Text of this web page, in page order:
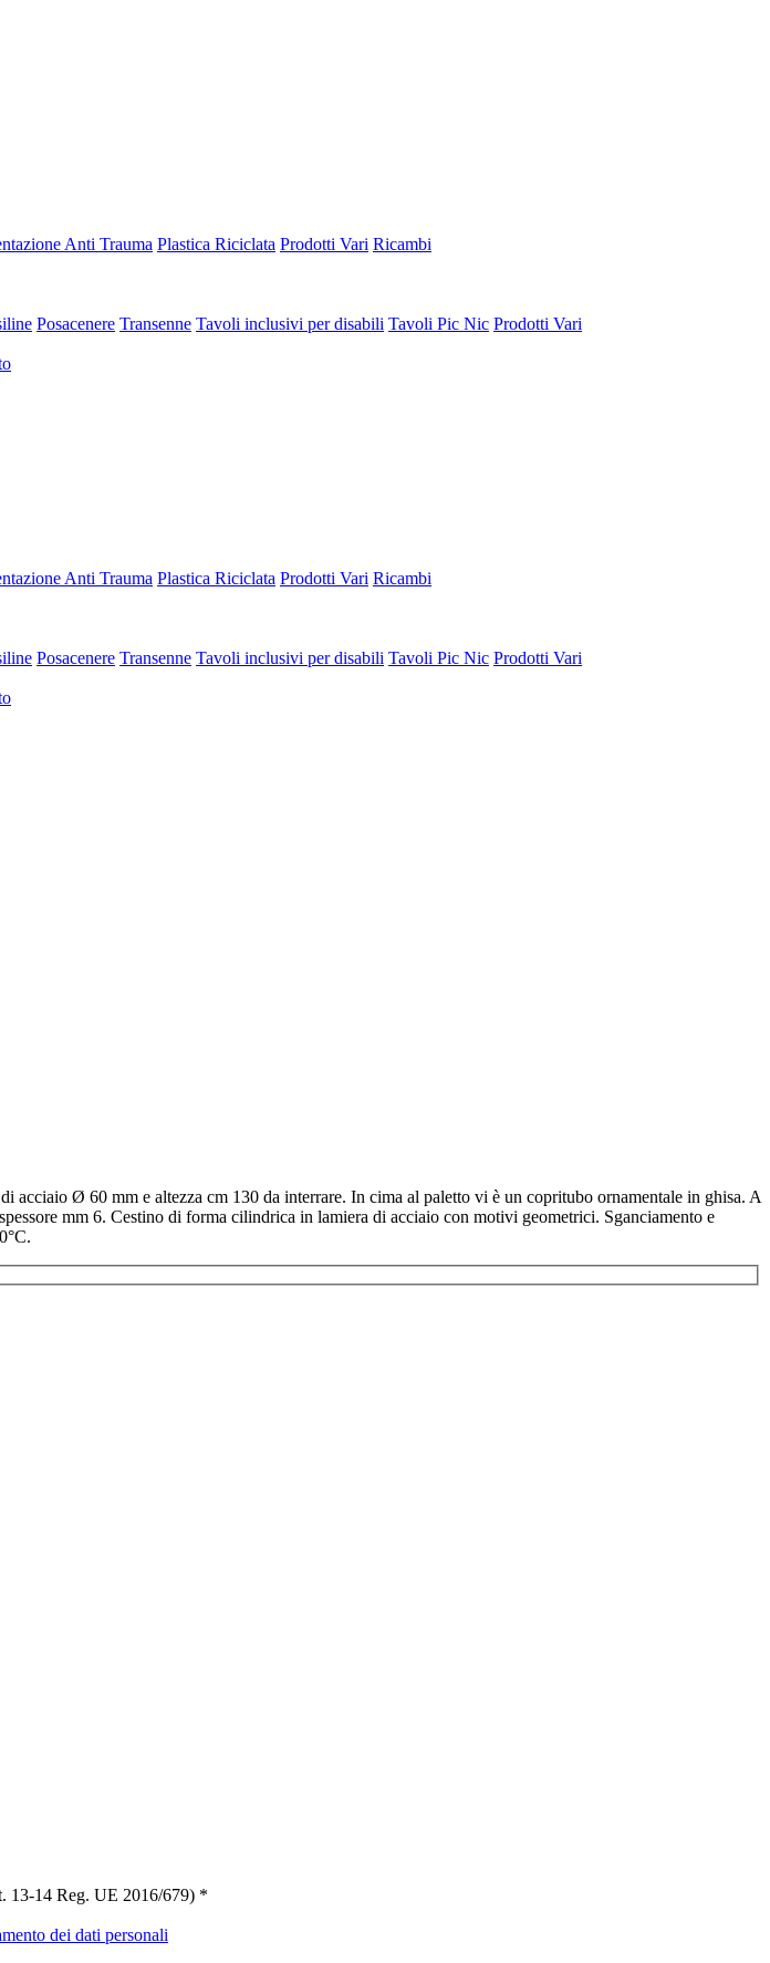
Anti Trauma Plastica Riciclata Prodotti Vari Ricambi
Posacenere Transenne Tavoli inclusivi per disabili Tavoli Pic Nic Prodotti Vari
Anti Trauma Plastica Riciclata Prodotti Vari Ricambi
Posacenere Transenne Tavoli inclusivi per disabili Tavoli Pic Nic Prodotti Vari
Ø 60 mm e altezza cm 130 da interrare. In cima al paletto vi è un copritubo ornamentale in ghisa. A
mm 6. Cestino di forma cilindrica in lamiera di acciaio con motivi geometrici. Sganciamento e
13-14 Reg. UE 2016/679) *
dei dati personali